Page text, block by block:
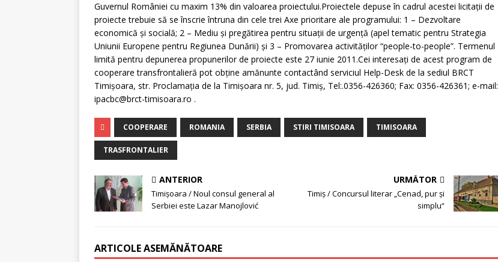
Guvernul României cu maxim 13% din valoarea proiectului.Proiectele depuse în cadrul acestei licitaţii de
proiecte trebuie să se înscrie întruna din cele trei Axe prioritare ale programului: 1 – Dezvoltare
economică şi socială; 2 – Mediu şi pregătirea pentru situaţii de urgenţă (apel tematic pentru Strategia
Uniunii Europene pentru Regiunea Dunării) şi 3 – Promovarea activităţilor “people-to-people”. Termenul
limită pentru depunerea propunerilor de proiecte este 27 iunie 2011.Cei interesaţi de acest program de
cooperare transfrontalieră pot obţine amănunte contactând serviciul Help-Desk de la sediul BRCT
Timişoara, str. Proclamaţia de la Timişoara nr. 5, jud. Timiş, Tel:.0356-426360; Fax: 0356-426361; e-mail:
ipacbc@brct-timisoara.ro .
COOPERARE ROMANIA SERBIA STIRI TIMISOARA TIMISOARA
TRASFRONTALIER
ANTERIOR
Timişoara / Noul consul general al
Serbiei este Lazar Manojlović
URMĂTOR
Timiş / Concursul literar „Cenad, pur și
simplu“
ARTICOLE ASEMĂNĂTOARE